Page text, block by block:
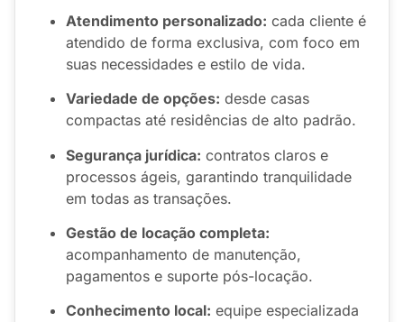
Atendimento personalizado: cada cliente é
atendido de forma exclusiva, com foco em
suas necessidades e estilo de vida.
Variedade de opções: desde casas
compactas até residências de alto padrão.
Segurança jurídica: contratos claros e
processos ágeis, garantindo tranquilidade
em todas as transações.
Gestão de locação completa:
acompanhamento de manutenção,
pagamentos e suporte pós-locação.
Conhecimento local: equipe especializada